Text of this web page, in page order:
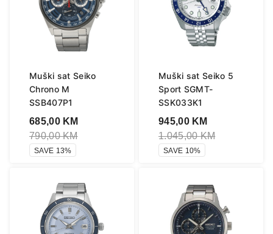
Muški sat Seiko
Chrono M
SSB407P1
685,00 KM
790,00KM
SAVE 13%
Muški sat Seiko 5
Sport SGMT-
SSK033K1
945,00 KM
1.045,00KM
SAVE 10%